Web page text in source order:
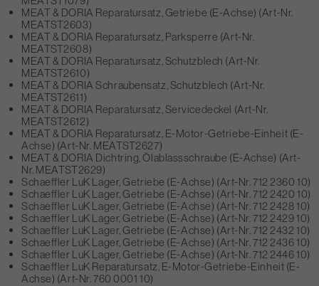
MEAT & DORIA Reparatursatz, Getriebe (E-Achse) (Art-Nr.
MEATST2603)
MEAT & DORIA Reparatursatz, Parksperre (Art-Nr.
MEATST2608)
MEAT & DORIA Reparatursatz, Schutzblech (Art-Nr.
MEATST2610)
MEAT & DORIA Schraubensatz, Schutzblech (Art-Nr.
MEATST2611)
MEAT & DORIA Reparatursatz, Servicedeckel (Art-Nr.
MEATST2612)
MEAT & DORIA Reparatursatz, E-Motor-Getriebe-Einheit (E-
Achse) (Art-Nr. MEATST2627)
MEAT & DORIA Dichtring, Ölablassschraube (E-Achse) (Art-
Nr. MEATST2629)
Schaeffler LuK Lager, Getriebe (E-Achse) (Art-Nr. 712 2360 10)
Schaeffler LuK Lager, Getriebe (E-Achse) (Art-Nr. 712 2420 10)
Schaeffler LuK Lager, Getriebe (E-Achse) (Art-Nr. 712 2428 10)
Schaeffler LuK Lager, Getriebe (E-Achse) (Art-Nr. 712 2429 10)
Schaeffler LuK Lager, Getriebe (E-Achse) (Art-Nr. 712 2432 10)
Schaeffler LuK Lager, Getriebe (E-Achse) (Art-Nr. 712 2436 10)
Schaeffler LuK Lager, Getriebe (E-Achse) (Art-Nr. 712 2446 10)
Schaeffler LuK Reparatursatz, E-Motor-Getriebe-Einheit (E-
Achse) (Art-Nr. 760 0001 10)